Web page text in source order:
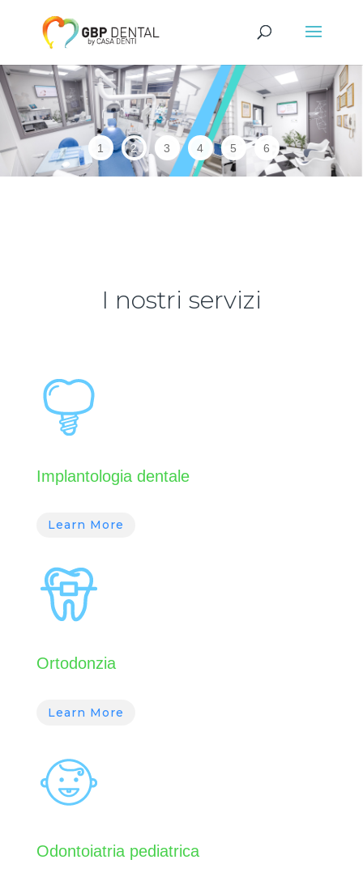
1 2 3 4 5 6
I nostri servizi
Implantologia dentale
Learn More
Ortodonzia
Learn More
Odontoiatria pediatrica